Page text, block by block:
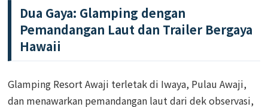
Dua Gaya: Glamping dengan
Pemandangan Laut dan Trailer Bergaya
Hawaii
Glamping Resort Awaji terletak di Iwaya, Pulau Awaji,
dan menawarkan pemandangan laut dari dek observasi,